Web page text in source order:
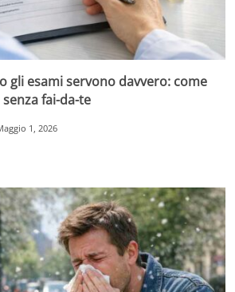
gli esami servono davvero: come
fai-da-te
1, 2026